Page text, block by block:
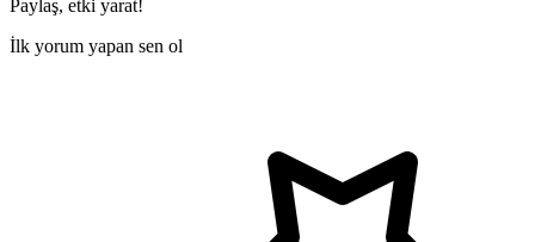
Paylaş, etki yarat!
İlk yorum yapan sen ol